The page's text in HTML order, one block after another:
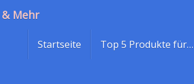
Mehr
Startseite Top 5 Produkte für…